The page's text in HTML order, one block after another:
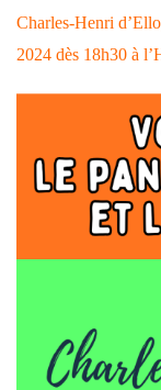
Charles-Henri
2024 dès 18h30 à